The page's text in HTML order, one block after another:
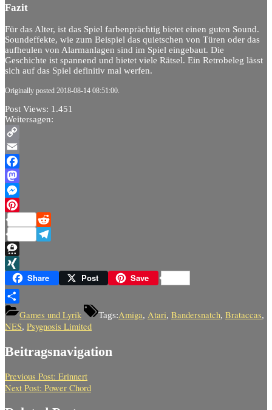
Fazit
Für das Alter, ist das Spiel farbenprächtig bietet einen guten Sound.
Soundeffekte, wie zum Beispiel das quietschen von Türen oder das
aufheulen von Alarmanlagen sind im Spiel eingebaut. Die
Geschichte ist spannend und bietet viele Rätsel. Ein Retrobeleg lässt
sich auf das Spiel definitiv mal werfen.
Originally posted 2018-08-14 08:51:00.
Post Views: 1.451
Weitersagen:
Copy
Link
Email
Facebook
Mastodon
Messenger
Pinterest
Reddit
Telegram
Threema
XINGShare Post Save
TeilenGames und Lyrik Tags:Amiga, Atari, Bandersnatch, Brataccas,
NES, Psygnosis Limited
Beitragsnavigation
Previous Post: Erinnert
Next Post: Power Chord